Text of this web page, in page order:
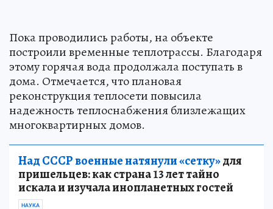
Пока проводились работы, на объекте
построили временные теплотрассы. Благодаря
этому горячая вода продолжала поступать в
дома. Отмечается, что плановая
реконструкция теплосети повысила
надежность теплоснабжения близлежащих
многоквартирных домов.
Над СССР военные натянули «сетку»для
пришельцев: как страна 13 лет тайно
искала и изучала инопланетных гостей
НАУКА